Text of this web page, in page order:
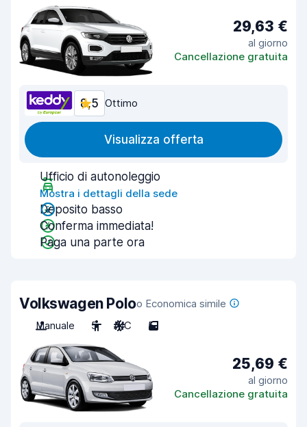
29,63 €
al giorno
Cancellazione gratuita
8,5 Ottimo
Visualizza offerta
Ufficio di autonoleggio
Mostra i dettagli della sede
Deposito basso
Conferma immediata!
Paga una parte ora
Volkswagen Poloo Economica simile
Manuale
5 A/C 5
25,69 €
al giorno
Cancellazione gratuita